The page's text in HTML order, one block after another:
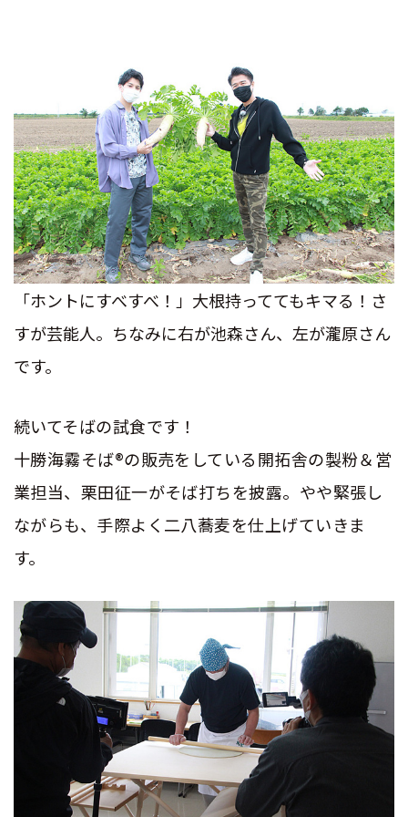
「ホントにすべすべ！」大根持っててもキマる！さ
すが芸能人。ちなみに右が池森さん、左が瀧原さん
です。
続いてそばの試食です！
十勝海霧そば®の販売をしている開拓舎の製粉＆営
業担当、栗田征一がそば打ちを披露。やや緊張し
ながらも、手際よく二八蕎麦を仕上げていきま
す。